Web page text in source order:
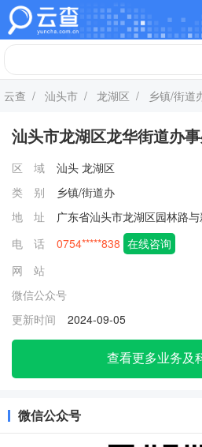
云查 / 汕头市 / 龙湖区 / 乡镇/街道
汕头市龙湖区龙华街道办
区 域 汕头 龙湖区
类 别
乡镇/街道办
地 址
广东省汕头市龙湖区园林路
电 话
0754*****838 在线咨询
网 站
微信公众号
更新时间
2024-09-05
查看更多业务及
微信公众号